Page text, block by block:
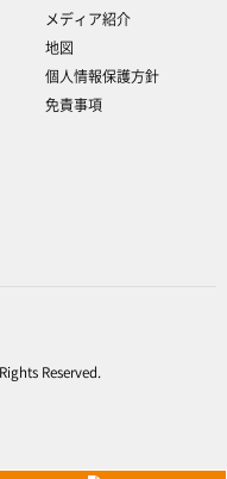
メディア紹介
地図
個人情報保護方針
免責事項
Reserved.